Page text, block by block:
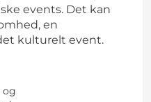
events. Det kan
en
kulturelt event.
og